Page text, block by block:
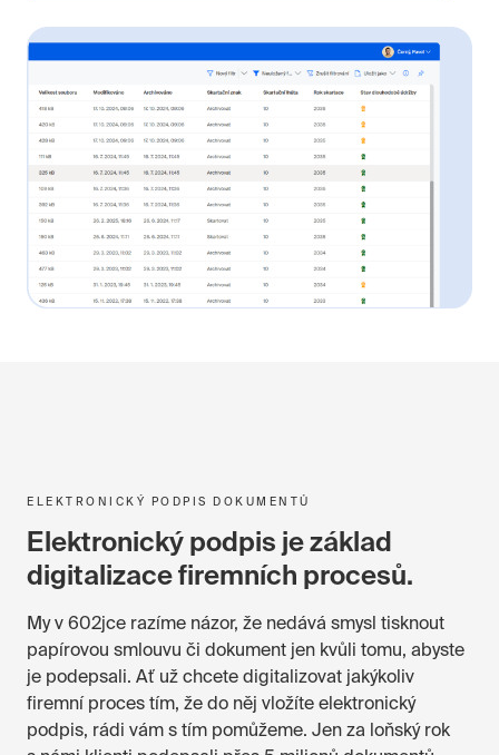
ELEKTRONICKÝ PODPIS DOKUMENTŮ
Elektronický podpis je základ
digitalizace firemních procesů.
My v 602jce razíme názor, že nedává smysl tisknout
papírovou smlouvu či dokument jen kvůli tomu, abyste
je podepsali. Ať už chcete digitalizovat jakýkoliv
firemní proces tím, že do něj vložíte elektronický
podpis, rádi vám s tím pomůžeme. Jen za loňský rok